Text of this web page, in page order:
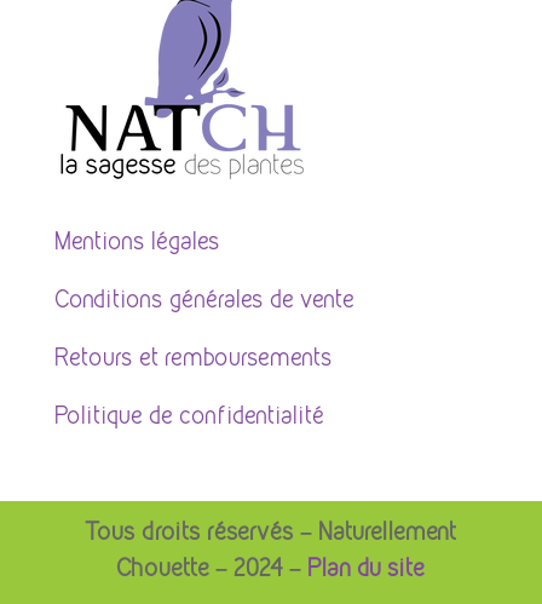
Mentions légales
Conditions générales de vente
Retours et remboursements
Politique de confidentialité
Tous droits réservés – Naturellement
Chouette – 2024 – Plan du site